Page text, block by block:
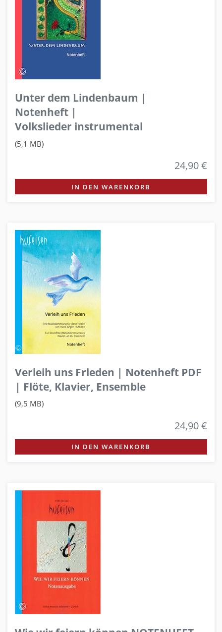
Unter dem Lindenbaum |
Notenheft |
Volkslieder instrumental
(5,1 MB)
24,90 €
IN DEN WARENKORB
Verleih uns Frieden | Notenheft PDF
| Flöte, Klavier, Ensemble
(9,5 MB)
24,90 €
IN DEN WARENKORB